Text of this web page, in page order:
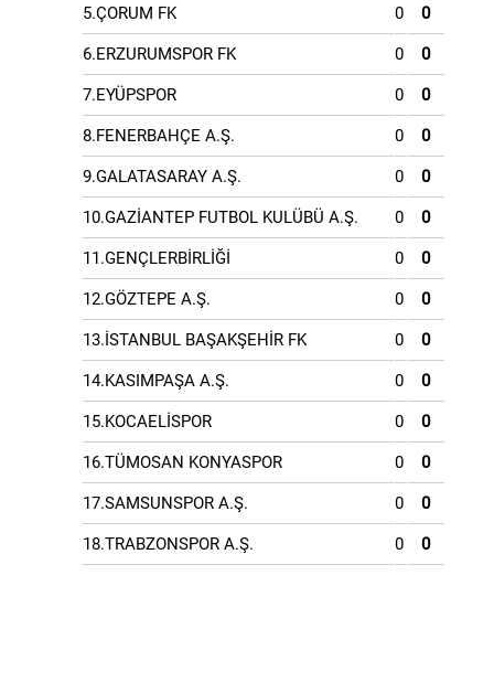
5.ÇORUM FK 0 0
6.ERZURUMSPOR FK 0 0
7.EYÜPSPOR 0 0
8.FENERBAHÇE A.Ş. 0 0
9.GALATASARAY A.Ş. 0 0
10.GAZİANTEP FUTBOL KULÜBÜ A.Ş. 0 0
11.GENÇLERBİRLİĞİ 0 0
12.GÖZTEPE A.Ş. 0 0
13.İSTANBUL BAŞAKŞEHİR FK 0 0
14.KASIMPAŞA A.Ş. 0 0
15.KOCAELİSPOR 0 0
16.TÜMOSAN KONYASPOR 0 0
17.SAMSUNSPOR A.Ş. 0 0
18.TRABZONSPOR A.Ş. 0 0